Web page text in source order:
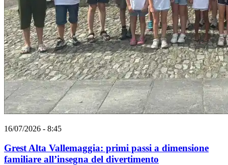
16/07/2026 - 8:45
Grest Alta Vallemaggia: primi passi a dimensione
familiare all’insegna del divertimento